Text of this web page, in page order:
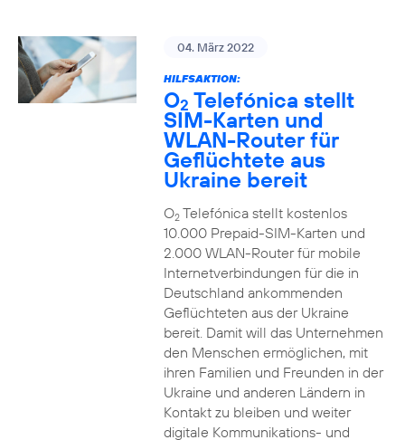
04. März 2022
HILFSAKTION:
O2 Telefónica stellt
SIM-Karten und
WLAN-Router für
Geflüchtete aus
Ukraine bereit
O2Telefónica stellt kostenlos
10.000 Prepaid-SIM-Karten und
2.000 WLAN-Router für mobile
Internetverbindungen für die in
Deutschland ankommenden
Geflüchteten aus der Ukraine
bereit. Damit will das Unternehmen
den Menschen ermöglichen, mit
ihren Familien und Freunden in der
Ukraine und anderen Ländern in
Kontakt zu bleiben und weiter
digitale Kommunikations- und